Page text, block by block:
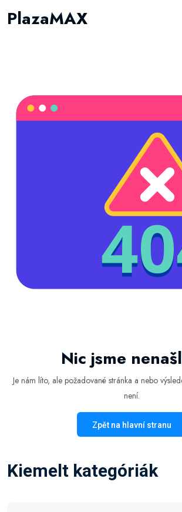
PlazaMAX
Nic jsme
Je nám líto, ale požadované stránka a nebo
není.
Zpět na hlavní stranu
Kiemelt kategóriák